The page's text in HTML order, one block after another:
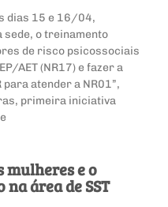
dias 15 e 16/04,
sede, o treinamento
de risco psicossociais
AET (NR17) e fazer a
atender a NR01”,
primeira iniciativa
mulheres e o
área de SST